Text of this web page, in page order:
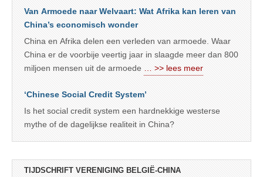
Van Armoede naar Welvaart: Wat Afrika kan leren van
China’s economisch wonder
China en Afrika delen een verleden van armoede. Waar
China er de voorbije veertig jaar in slaagde meer dan 800
miljoen mensen uit de armoede
… >> lees meer
‘Chinese Social Credit System’
Is het social credit system een hardnekkige westerse
mythe of de dagelijkse realiteit in China?
TIJDSCHRIFT VERENIGING BELGIË-CHINA